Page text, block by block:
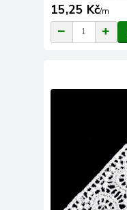
15,25 Kč/m